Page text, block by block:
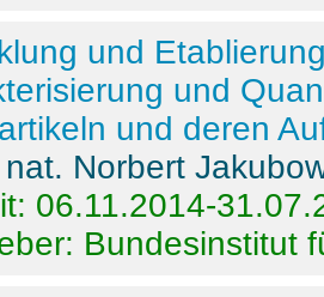
und
und
und deren
nat. Norbert
06.11.2014-
Bundesinstitut